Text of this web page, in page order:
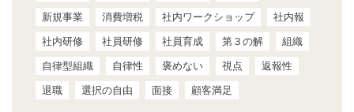
新規事業
消費増税 社内ワークショップ
社内報
社内研修
社員研修 社員育成 第３の解
組織
自律型組織
自律性 褒めない 視点
返報性
退職
選択の自由 面接 顧客満足